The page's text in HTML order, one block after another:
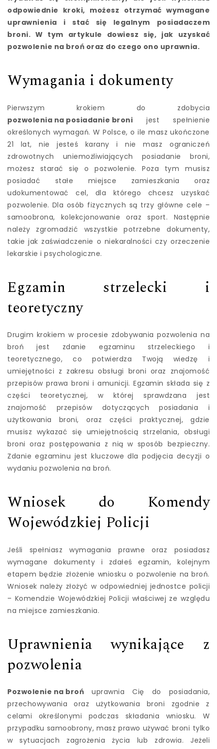
odpowiednie kroki, możesz otrzymać wymagane
uprawnienia i stać się legalnym posiadaczem
broni. W tym artykule dowiesz się, jak uzyskać
pozwolenie na broń oraz do czego ono uprawnia.
Wymagania i dokumenty
Pierwszym krokiem do zdobycia
pozwolenia na posiadanie broni jest spełnienie
określonych wymagań. W Polsce, o ile masz ukończone
21 lat, nie jesteś karany i nie masz ograniczeń
zdrowotnych uniemożliwiających posiadanie broni,
możesz starać się o pozwolenie. Poza tym musisz
posiadać stałe miejsce zamieszkania oraz
udokumentować cel, dla którego chcesz uzyskać
pozwolenie. Dla osób fizycznych są trzy główne cele –
samoobrona, kolekcjonowanie oraz sport. Następnie
należy zgromadzić wszystkie potrzebne dokumenty,
takie jak zaświadczenie o niekaralności czy orzeczenie
lekarskie i psychologiczne.
Egzamin strzelecki i
teoretyczny
Drugim krokiem w procesie zdobywania pozwolenia na
broń jest zdanie egzaminu strzeleckiego i
teoretycznego, co potwierdza Twoją wiedzę i
umiejętności z zakresu obsługi broni oraz znajomość
przepisów prawa broni i amunicji. Egzamin składa się z
części teoretycznej, w której sprawdzana jest
znajomość przepisów dotyczących posiadania i
użytkowania broni, oraz części praktycznej, gdzie
musisz wykazać się umiejętnością strzelania, obsługi
broni oraz postępowania z nią w sposób bezpieczny.
Zdanie egzaminu jest kluczowe dla podjęcia decyzji o
wydaniu pozwolenia na broń.
Wniosek do Komendy
Wojewódzkiej Policji
Jeśli spełniasz wymagania prawne oraz posiadasz
wymagane dokumenty i zdałeś egzamin, kolejnym
etapem będzie złożenie wniosku o pozwolenie na broń.
Wniosek należy złożyć w odpowiedniej jednostce policji
– Komendzie Wojewódzkiej Policji właściwej ze względu
na miejsce zamieszkania.
Uprawnienia wynikające z
pozwolenia
Pozwolenie na broń uprawnia Cię do posiadania,
przechowywania oraz użytkowania broni zgodnie z
celami określonymi podczas składania wniosku. W
przypadku samoobrony, masz prawo używać broni tylko
w sytuacjach zagrożenia życia lub zdrowia. Jeżeli